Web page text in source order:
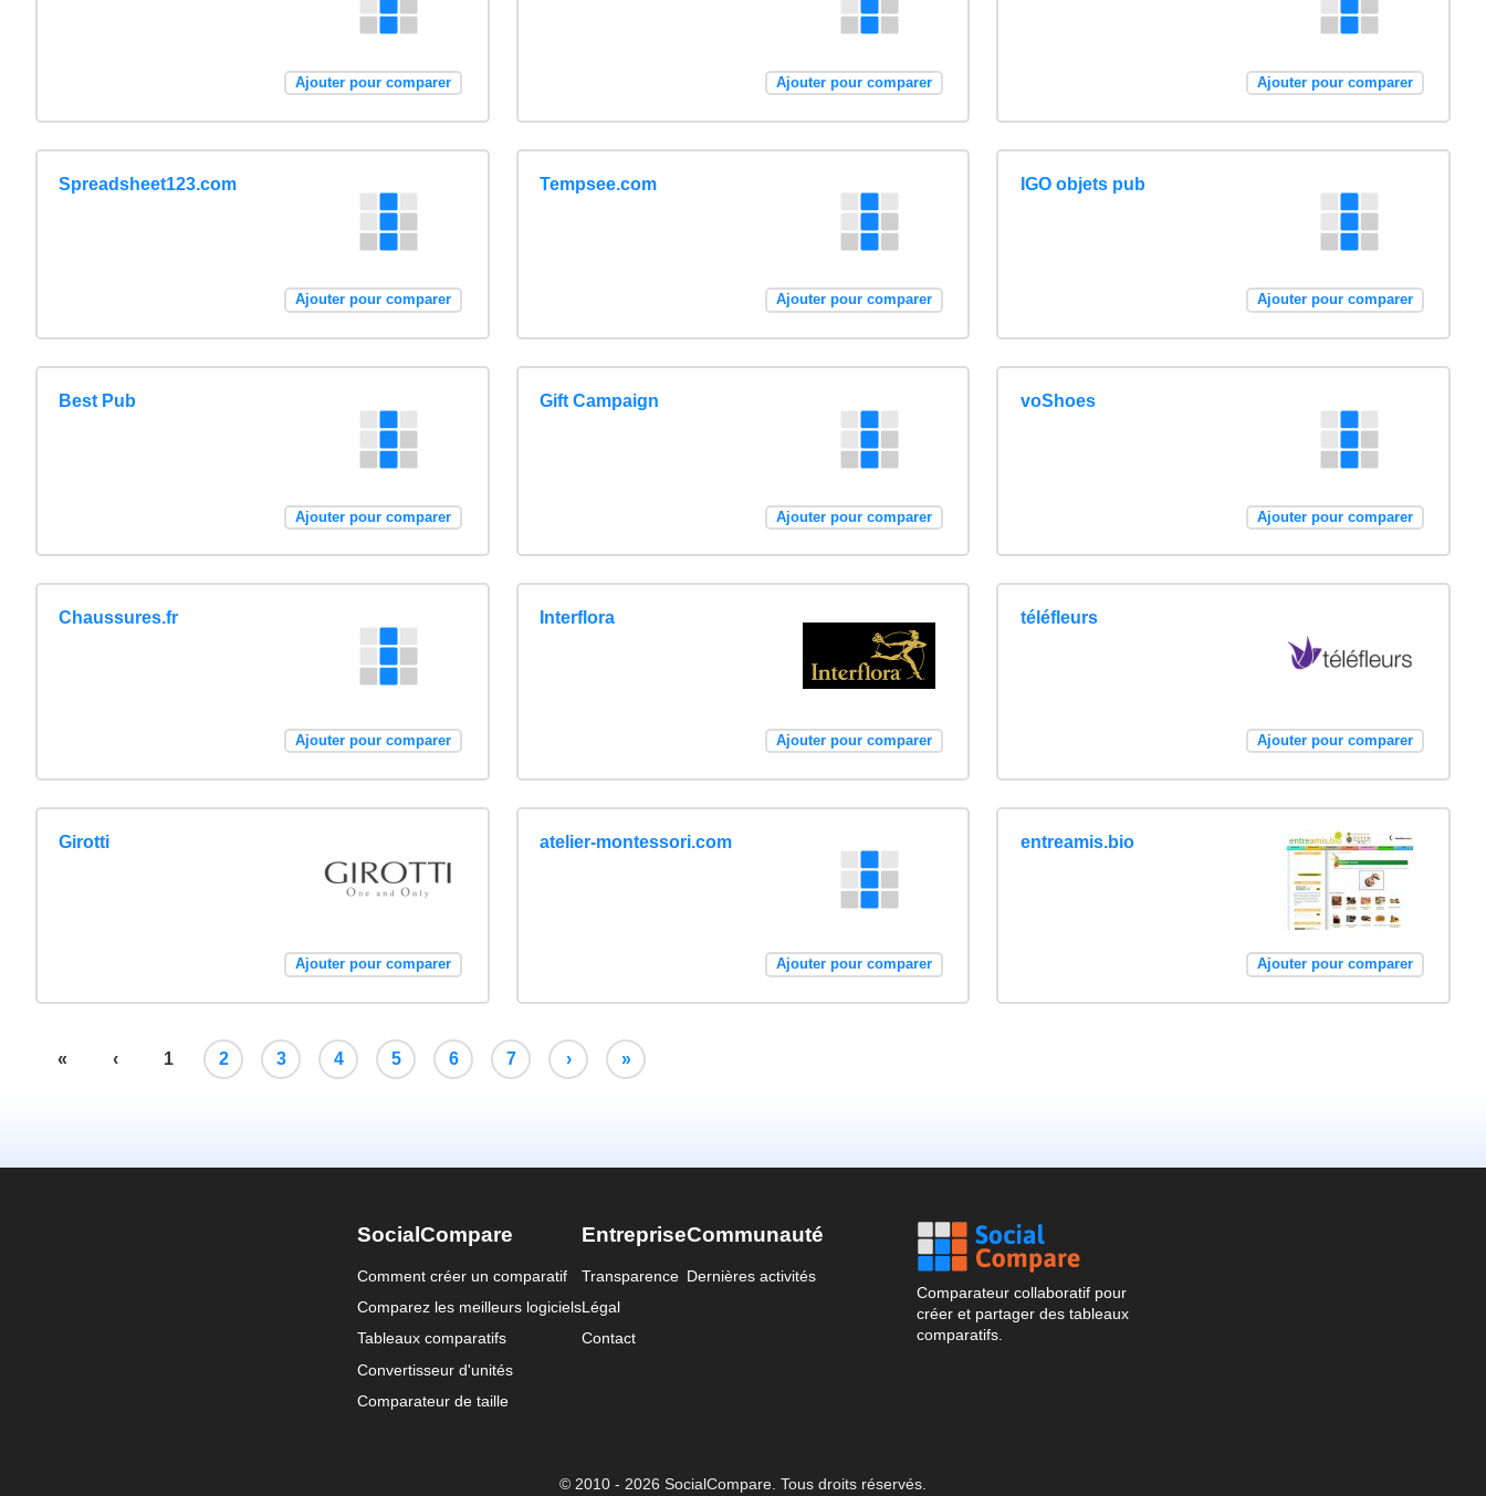
Ajouter pour comparer Ajouter pour comparer Ajouter pour comparer
Spreadsheet123.com
Ajouter pour comparer
Tempsee.com
Ajouter pour comparer
IGO objets pub
Ajouter pour comparer
Best Pub
Ajouter pour comparer
Gift Campaign
Ajouter pour comparer
voShoes
Ajouter pour comparer
Chaussures.fr
Ajouter pour comparer
Interflora
Ajouter pour comparer
téléfleurs
Ajouter pour comparer
Girotti
Ajouter pour comparer
atelier-montessori.com
Ajouter pour comparer
entreamis.bio
Ajouter pour comparer
« ‹ 1 2 3 4 5 6 7 › »
SocialCompare
Comment créer un comparatif
Comparez les meilleurs logiciels
Tableaux comparatifs
Convertisseur d'unités
Comparateur de taille
Entreprise
Transparence
Légal
Contact
Communauté
Dernières activités
Comparateur collaboratif pour
créer et partager des tableaux
comparatifs.
© 2010 - 2026 SocialCompare. Tous droits réservés.